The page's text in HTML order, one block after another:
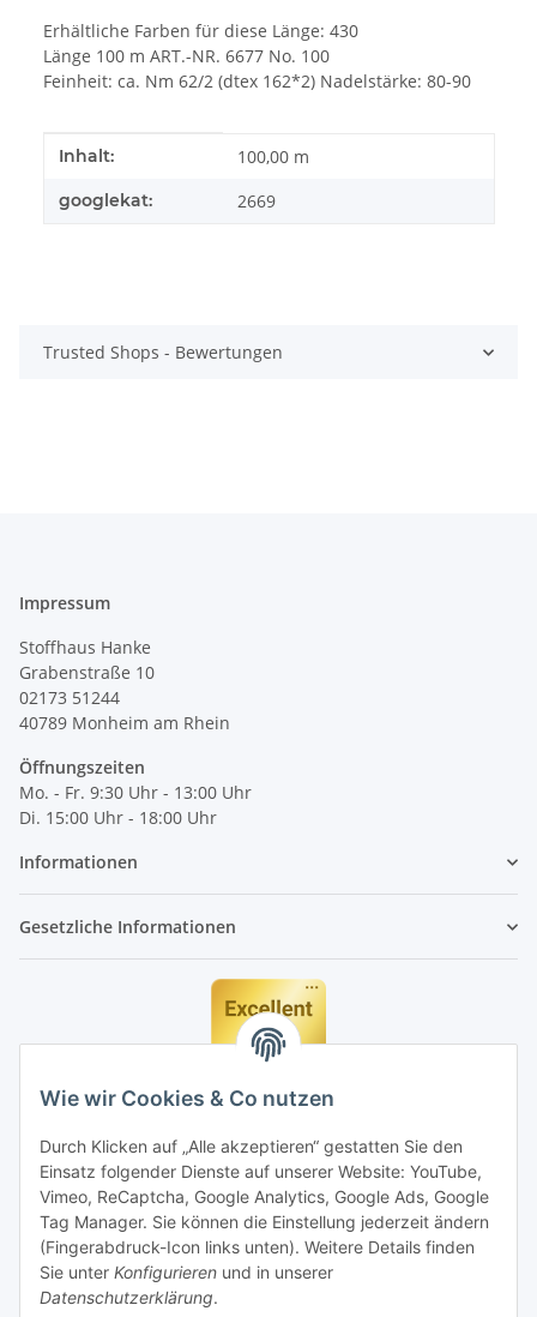
Wie wir Cookies & Co nutzen
Durch Klicken auf „Alle akzeptieren“ gestatten Sie den
Einsatz folgender Dienste auf unserer Website: YouTube,
Vimeo, ReCaptcha, Google Analytics, Google Ads, Google
Tag Manager. Sie können die Einstellung jederzeit ändern
(Fingerabdruck-Icon links unten). Weitere Details finden
Sie unter Konfigurieren und in unserer
Datenschutzerklärung.
Erhältliche Farben für diese Länge: 430
Länge 100 m ART.-NR. 6677 No. 100
Feinheit: ca. Nm 62/2 (dtex 162*2) Nadelstärke: 80-90
Produkteigenschaft
Wert
Inhalt: 100,00 m
googlekat: 2669
Trusted Shops - Bewertungen
Impressum
Stoffhaus Hanke
Grabenstraße 10
02173 51244
40789 Monheim am Rhein
Öffnungszeiten
Mo. - Fr. 9:30 Uhr - 13:00 Uhr
Di. 15:00 Uhr - 18:00 Uhr
Informationen
Gesetzliche Informationen